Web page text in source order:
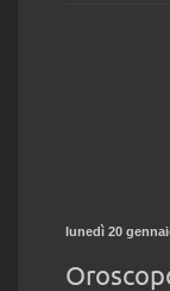
lunedì 20